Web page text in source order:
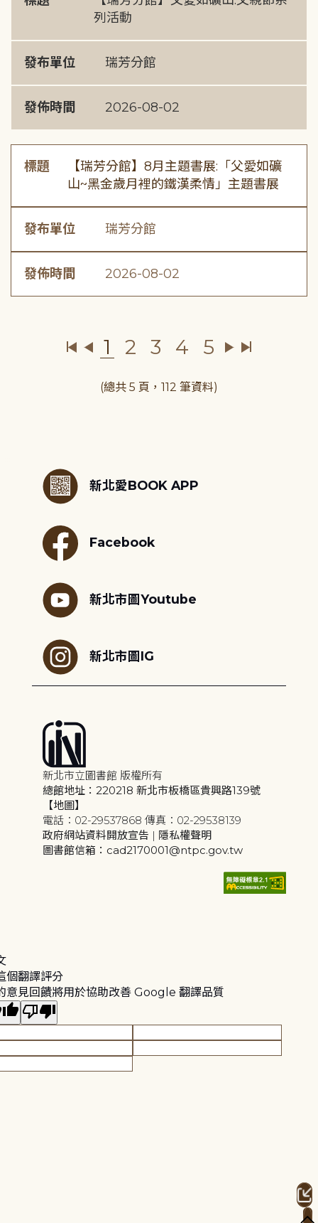
列活動
發布單位 瑞芳分館
發佈時間 2026-08-02
標題
【瑞芳分館】8月主題書展:「父愛如礦
山~黑金歲月裡的鐵漢柔情」主題書展
發布單位 瑞芳分館
發佈時間 2026-08-02
1 2 3 4 5
(總共 5 頁，112 筆資料)
新北愛BOOK APP
Facebook
新北市圖Youtube
新北市圖IG
新北市立圖書館 版權所有
總館地址：220218 新北市板橋區貴興路139號
【地圖】
電話：02-29537868 傳真：02-29538139
政府網站資料開放宣告 | 隱私權聲明
圖書館信箱：cad2170001@ntpc.gov.tw
個翻譯評分
意見回饋將用於協助改善 Google 翻譯品質